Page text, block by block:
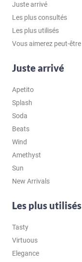
Juste arrivé
Les plus consultés
Les plus utilisés
Vous aimerez peut-être
Juste arrivé
Apetito
Splash
Soda
Beats
Wind
Amethyst
Sun
New Arrivals
Les plus utilisés
Tasty
Virtuous
Elegance